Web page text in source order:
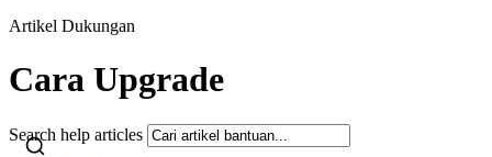
Artikel Dukungan
Cara Upgrade
Search help articles